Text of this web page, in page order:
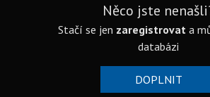
Něco jste
Stačí se jen zaregistrovat a
databázi
DOPLNIT